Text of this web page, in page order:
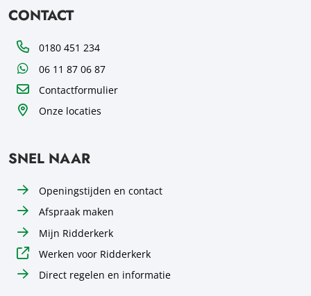
CONTACT
Telefoon0180 451 234
WhatsApp06 11 87 06 87
Contactformulier
Onze locaties
SNEL NAAR
Openingstijden en contact
Afspraak maken
Mijn Ridderkerk
Werken voor Ridderkerk
Direct regelen en informatie